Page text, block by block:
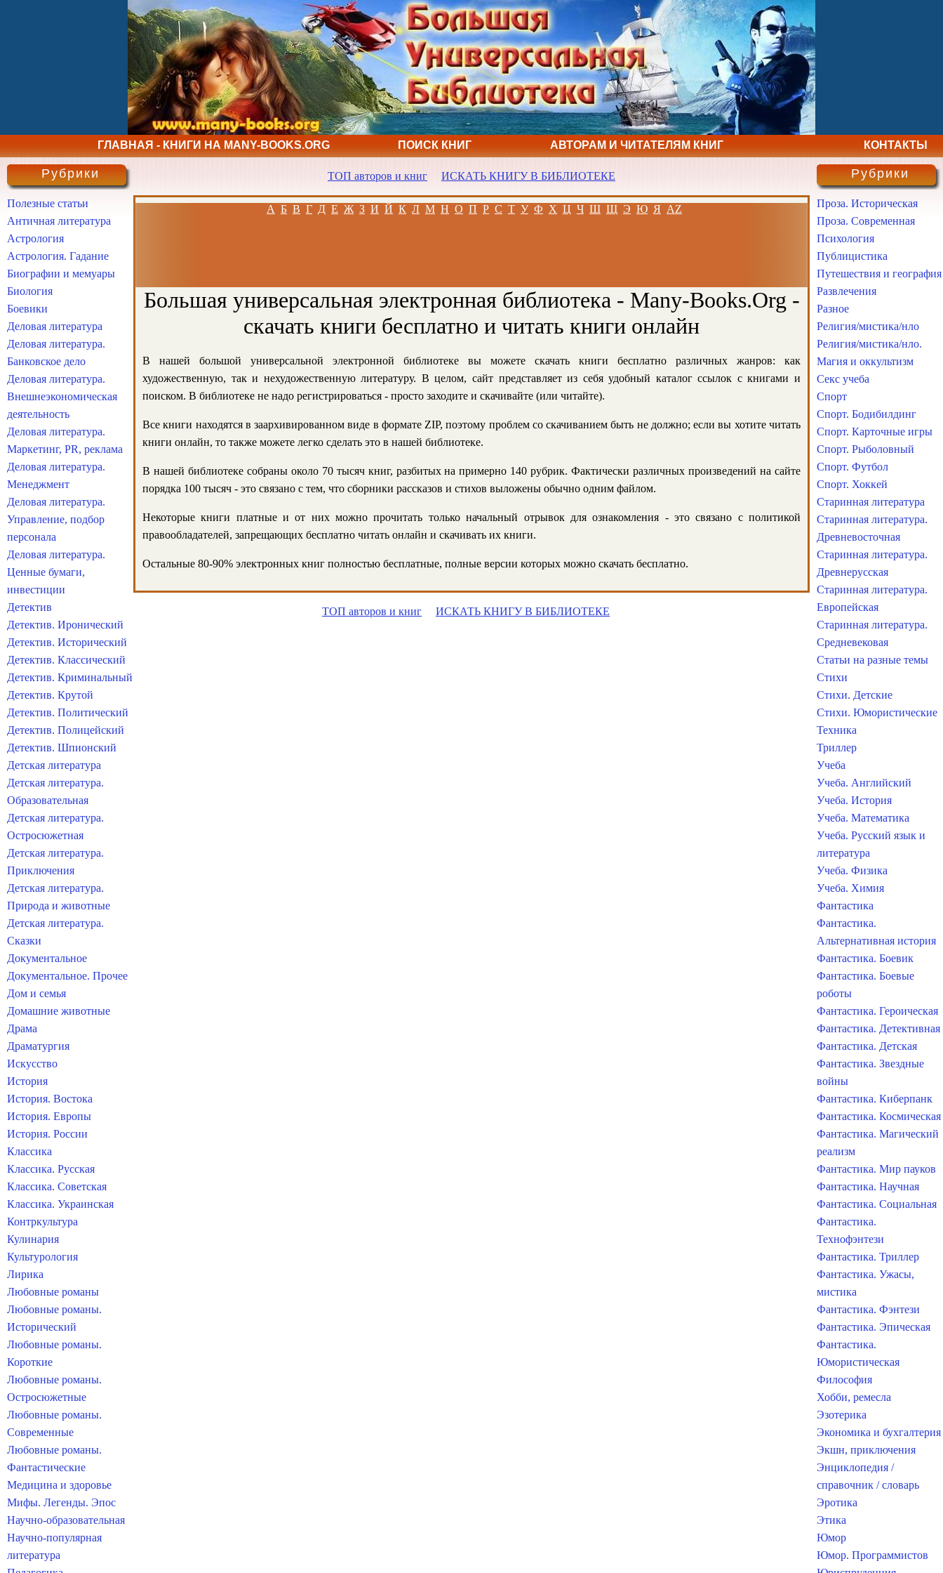
ГЛАВНАЯ - КНИГИ НА MANY-BOOKS.ORG ПОИСК КНИГ АВТОРАМ И ЧИТАТЕЛЯМ КНИГ КОНТАКТЫ
ТОП авторов и книг ИСКАТЬ КНИГУ В БИБЛИОТЕКЕ
А Б В Г Д Е Ж З И Й К Л М Н О П Р С Т У Ф Х Ц Ч Ш Щ Э Ю Я AZ
Большая универсальная электронная библиотека - Many-Books.Org -
скачать книги бесплатно и читать книги онлайн
В нашей большой универсальной электронной библиотеке вы можете скачать книги бесплатно различных жанров: как
художественную, так и нехудожественную литературу. В целом, сайт представляет из себя удобный каталог ссылок с книгами и
поиском. В библиотеке не надо регистрироваться - просто заходите и скачивайте (или читайте).
Все книги находятся в заархивированном виде в формате ZIP, поэтому проблем со скачиванием быть не должно; если вы хотите читать
книги онлайн, то также можете легко сделать это в нашей библиотеке.
В нашей библиотеке собраны около 70 тысяч книг, разбитых на примерно 140 рубрик. Фактически различных произведений на сайте
порядка 100 тысяч - это связано с тем, что сборники рассказов и стихов выложены обычно одним файлом.
Некоторые книги платные и от них можно прочитать только начальный отрывок для ознакомления - это связано с политикой
правообладателей, запрещающих бесплатно читать онлайн и скачивать их книги.
Остальные 80-90% электронных книг полностью бесплатные, полные версии которых можно скачать бесплатно.
ТОП авторов и книг ИСКАТЬ КНИГУ В БИБЛИОТЕКЕ
Рубрики
Полезные статьи
Античная литература
Астрология
Астрология. Гадание
Биографии и мемуары
Биология
Боевики
Деловая литература
Деловая литература.
Банковское дело
Деловая литература.
Внешнеэкономическая
деятельность
Деловая литература.
Маркетинг, PR, реклама
Деловая литература.
Менеджмент
Деловая литература.
Управление, подбор
персонала
Деловая литература.
Ценные бумаги,
инвестиции
Детектив
Детектив. Иронический
Детектив. Исторический
Детектив. Классический
Детектив. Криминальный
Детектив. Крутой
Детектив. Политический
Детектив. Полицейский
Детектив. Шпионский
Детская литература
Детская литература.
Образовательная
Детская литература.
Остросюжетная
Детская литература.
Приключения
Детская литература.
Природа и животные
Детская литература.
Сказки
Документальное
Документальное. Прочее
Дом и семья
Домашние животные
Драма
Драматургия
Искусство
История
История. Востока
История. Европы
История. России
Классика
Классика. Русская
Классика. Советская
Классика. Украинская
Контркультура
Кулинария
Культурология
Лирика
Любовные романы
Любовные романы.
Исторический
Любовные романы.
Короткие
Любовные романы.
Остросюжетные
Любовные романы.
Современные
Любовные романы.
Фантастические
Медицина и здоровье
Мифы. Легенды. Эпос
Научно-образовательная
Научно-популярная
литература
Рубрики
Проза. Историческая
Проза. Современная
Психология
Публицистика
Путешествия и география
Развлечения
Разное
Религия/мистика/нло
Религия/мистика/нло.
Магия и оккультизм
Секс учеба
Спорт
Спорт. Бодибилдинг
Спорт. Карточные игры
Спорт. Рыболовный
Спорт. Футбол
Спорт. Хоккей
Старинная литература
Старинная литература.
Древневосточная
Старинная литература.
Древнерусская
Старинная литература.
Европейская
Старинная литература.
Средневековая
Статьи на разные темы
Стихи
Стихи. Детские
Стихи. Юмористические
Техника
Триллер
Учеба
Учеба. Английский
Учеба. История
Учеба. Математика
Учеба. Русский язык и
литература
Учеба. Физика
Учеба. Химия
Фантастика
Фантастика.
Альтернативная история
Фантастика. Боевик
Фантастика. Боевые
роботы
Фантастика. Героическая
Фантастика. Детективная
Фантастика. Детская
Фантастика. Звездные
войны
Фантастика. Киберпанк
Фантастика. Космическая
Фантастика. Магический
реализм
Фантастика. Мир пауков
Фантастика. Научная
Фантастика. Социальная
Фантастика.
Технофэнтези
Фантастика. Триллер
Фантастика. Ужасы,
мистика
Фантастика. Фэнтези
Фантастика. Эпическая
Фантастика.
Юмористическая
Философия
Хобби, ремесла
Эзотерика
Экономика и бухгалтерия
Экшн, приключения
Энциклопедия /
справочник / словарь
Эротика
Этика
Юмор
Юмор. Программистов